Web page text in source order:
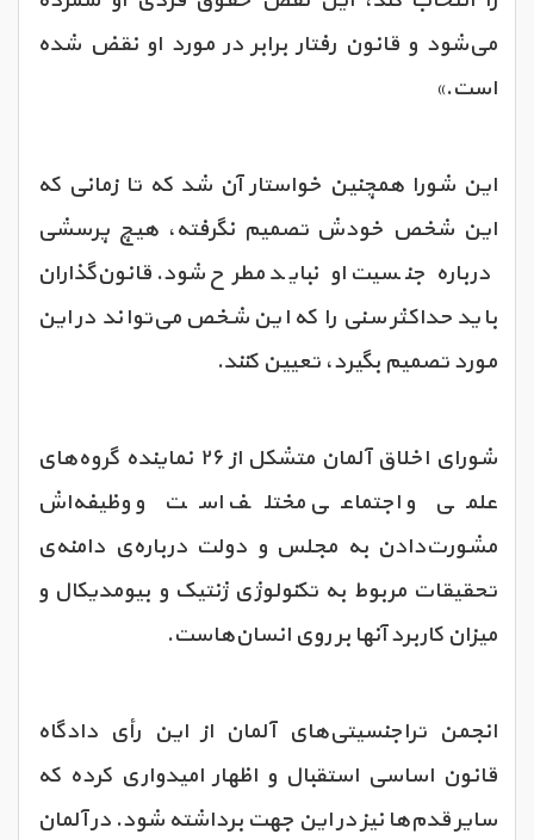
می‌شود و قانون رفتار برابر در مورد او نقض شده
است.»
این شورا همچنین خواستار آن شد که تا زمانی که
این شخص خودش تصمیم نگرفته، هیچ پرسشی
درباره جنسیت او نباید مطرح شود. قانون‌گذاران
باید حداکثر سنی را که این شخص می‌تواند در این
مورد تصمیم بگیرد، تعیین کنند.
شورای اخلاق آلمان متشکل از ۲۶ نماینده گروه‌های
علمی و اجتماعی مختلف است و وظیفه‌‌اش
مشورت‌دادن به مجلس و دولت درباره‌ی دامنه‌ی
تحقیقات مربوط به تکنولوژی ژنتیک و بیومدیکال و
میزان کاربرد آنها بر روی انسان‌هاست.
انجمن تراجنسیتی‌های آلمان از این رأی دادگاه
قانون اساسی استقبال و اظهار امیدواری کرده که
سایر قدم‌ها نیز در این جهت برداشته شود. در آلمان